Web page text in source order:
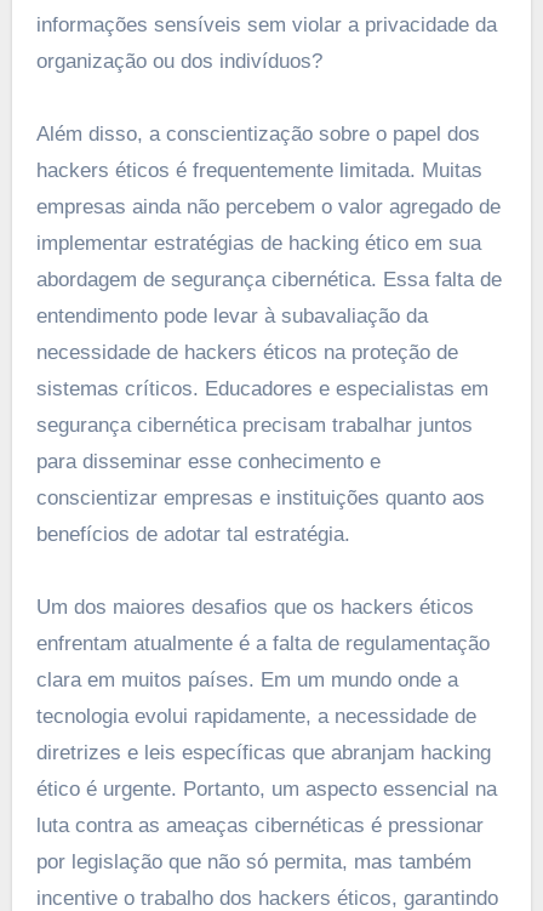
informações sensíveis sem violar a privacidade da
organização ou dos indivíduos?
Além disso, a conscientização sobre o papel dos
hackers éticos é frequentemente limitada. Muitas
empresas ainda não percebem o valor agregado de
implementar estratégias de hacking ético em sua
abordagem de segurança cibernética. Essa falta de
entendimento pode levar à subavaliação da
necessidade de hackers éticos na proteção de
sistemas críticos. Educadores e especialistas em
segurança cibernética precisam trabalhar juntos
para disseminar esse conhecimento e
conscientizar empresas e instituições quanto aos
benefícios de adotar tal estratégia.
Um dos maiores desafios que os hackers éticos
enfrentam atualmente é a falta de regulamentação
clara em muitos países. Em um mundo onde a
tecnologia evolui rapidamente, a necessidade de
diretrizes e leis específicas que abranjam hacking
ético é urgente. Portanto, um aspecto essencial na
luta contra as ameaças cibernéticas é pressionar
por legislação que não só permita, mas também
incentive o trabalho dos hackers éticos, garantindo